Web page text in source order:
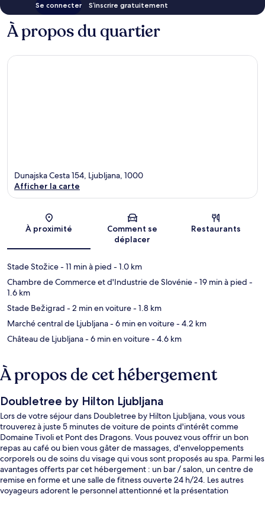
Se connecter S’inscrire gratuitement
À propos du quartier
Carte
Dunajska Cesta 154, Ljubljana, 1000
Afficher la carte
À proximité
Comment se
déplacer
Restaurants
Stade Stožice- 11 min à pied - 1.0 km
Chambre de Commerce et d'Industrie de Slovénie- 19 min à pied -
1.6 km
Stade Bežigrad - 2 min en voiture- 1.8 km
Marché central de Ljubljana- 6 min en voiture- 4.2 km
Château de Ljubljana- 6 min en voiture- 4.6 km
À propos de cet hébergement
Doubletree by Hilton Ljubljana
Lors de votre séjour dans Doubletree by Hilton Ljubljana, vous vous
trouverez à juste 5 minutes de voiture de points d'intérêt comme
Domaine Tivoli et Pont des Dragons. Vous pouvez vous offrir un bon
repas au café ou bien vous gâter de massages, d'enveloppements
corporels ou de soins du visage qui vous sont proposés au spa. Parmi les
avantages offerts par cet hébergement : un bar / salon, un centre de
remise en forme et une salle de fitness ouverte 24 h/24. Les autres
voyageurs adorent le personnel attentionné et la présentation